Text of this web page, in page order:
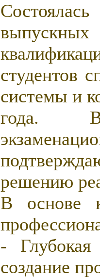
выпускных
студентов
системы и
года.
решению
В основе
- Глубокая
создание